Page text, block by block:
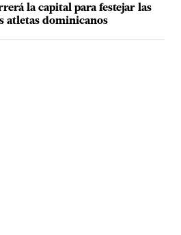
la capital para festejar las
atletas dominicanos